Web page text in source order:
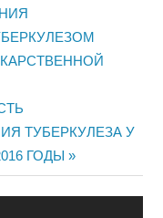
ТУБЕРКУЛЕЗА У
ГОДЫ